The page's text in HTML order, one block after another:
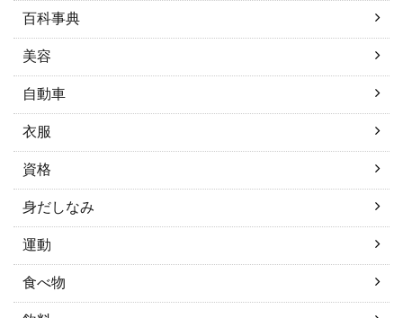
百科事典
美容
自動車
衣服
資格
身だしなみ
運動
食べ物